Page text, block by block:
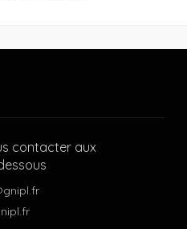
contacter aux